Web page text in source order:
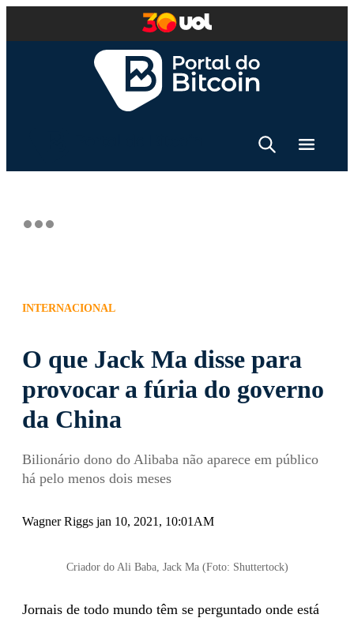
INTERNACIONAL
O que Jack Ma disse para
provocar a fúria do governo
da China
Bilionário dono do Alibaba não aparece em público
há pelo menos dois meses
Wagner Riggs jan 10, 2021, 10:01AM
Criador do Ali Baba, Jack Ma (Foto: Shuttertock)
Jornais de todo mundo têm se perguntado onde está